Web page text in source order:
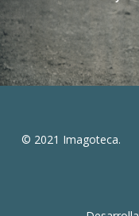
© 2021 Imagoteca.